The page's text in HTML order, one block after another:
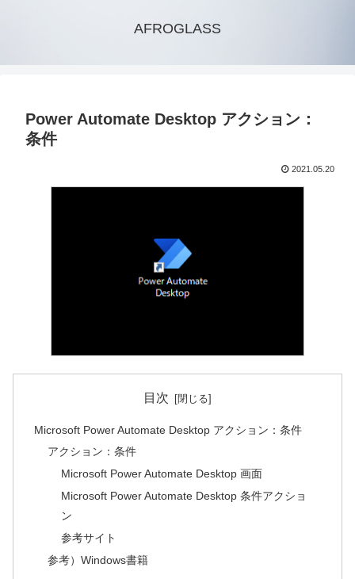
AFROGLASS
Power Automate Desktop アクション：
条件
2021.05.20
目次
Microsoft Power Automate Desktop アクション：条件
アクション：条件
Microsoft Power Automate Desktop 画面
Microsoft Power Automate Desktop 条件アクショ
ン
参考サイト
参考）Windows書籍